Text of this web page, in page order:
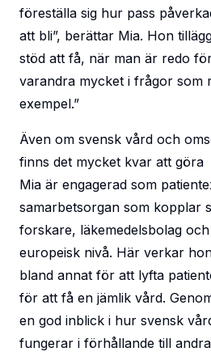
föreställa sig hur pass
att bli”, berättar Mia. Hon
stöd att få, när man är redo
varandra mycket i frågor som
exempel.”
Även om svensk vård och
finns det mycket kvar att göra
Mia är engagerad som
samarbetsorgan som kopplar
forskare, läkemedelsbolag
europeisk nivå. Här verkar
bland annat för att lyfta
för att få en jämlik vård.
en god inblick i hur svensk
fungerar i förhållande till